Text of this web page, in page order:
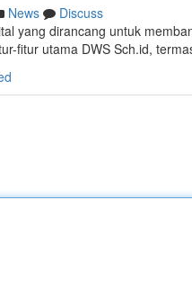
News
Discuss
yang dirancang untuk
fitur utama DWS Sch.id,